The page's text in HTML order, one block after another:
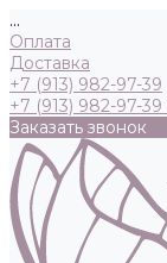
...
Оплата
Доставка
+7 (913) 982-97-39
+7 (913) 982-97-39
Заказать звонок